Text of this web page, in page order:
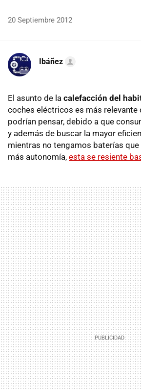
20 Septiembre 2012
Ibáñez
El asunto de la calefacción del
coches eléctricos es más relevante
podrían pensar, debido a que
y además de buscar la mayor
mientras no tengamos baterías
más autonomía, esta se resiente